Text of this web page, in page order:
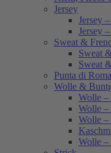
Jersey
Jersey
Jersey
Sweat &
Sweat
Sweat
Punta di
Wolle &
Wolle
Wolle
Wolle –
Wolle –